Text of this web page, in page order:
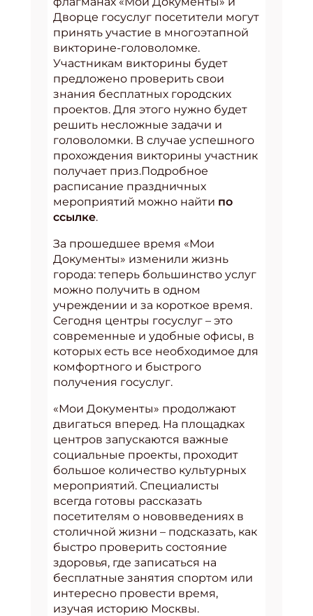
Дворце госуслуг посетители могут
принять участие в многоэтапной
викторине-головоломке.
Участникам викторины будет
предложено проверить свои
знания бесплатных городских
проектов. Для этого нужно будет
решить несложные задачи и
головоломки. В случае успешного
прохождения викторины участник
получает приз.Подробное
расписание праздничных
мероприятий можно найти по
ссылке.
За прошедшее время «Мои
Документы» изменили жизнь
города: теперь большинство услуг
можно получить в одном
учреждении и за короткое время.
Сегодня центры госуслуг – это
современные и удобные офисы, в
которых есть все необходимое для
комфортного и быстрого
получения госуслуг.
«Мои Документы» продолжают
двигаться вперед. На площадках
центров запускаются важные
социальные проекты, проходит
большое количество культурных
мероприятий. Специалисты
всегда готовы рассказать
посетителям о нововведениях в
столичной жизни – подсказать, как
быстро проверить состояние
здоровья, где записаться на
бесплатные занятия спортом или
интересно провести время,
изучая историю Москвы.